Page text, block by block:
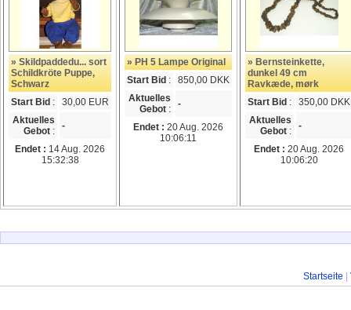
» Skildpaddedu... sort
Schildkröte Puppe,
Schwarz
Start Bid :
30,00 EUR
Aktuelles
Gebot : -
Endet : 14 Aug. 2026
15:32:38
» PH 5 Lampe Original
Start Bid :
850,00 DKK
Aktuelles
Gebot : -
Endet : 20 Aug. 2026
10:06:11
» Bernsteinkette,
dunkel 49 cm
Ravkæde, mørk
Start Bid :
350,00 DKK
Aktuelles
Gebot : -
Endet : 20 Aug. 2026
10:06:20
Startseite